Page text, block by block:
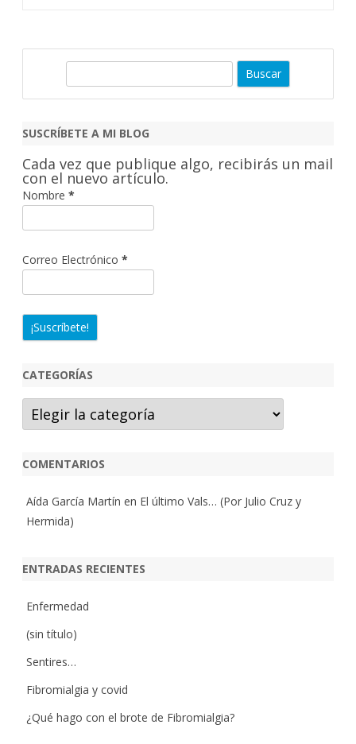
c
r
SUSCRÍBETE A MI BLOG
Cada vez que publique algo, recibirás un mail
con el nuevo artículo.
Nombre *
Correo Electrónico *
CATEGORÍAS
Categorías
COMENTARIOS
Aída García Martín en El último Vals… (Por Julio Cruz y
Hermida)
ENTRADAS RECIENTES
Enfermedad
(sin título)
Sentires…
Fibromialgia y covid
¿Qué hago con el brote de Fibromialgia?